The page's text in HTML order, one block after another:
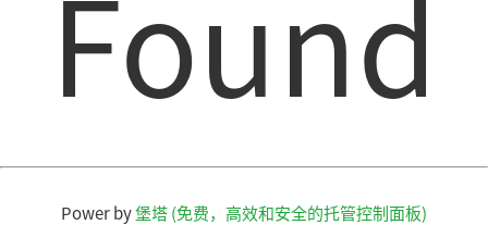
Found
Power by堡塔 (免费，高效和安全的托管控制面板)